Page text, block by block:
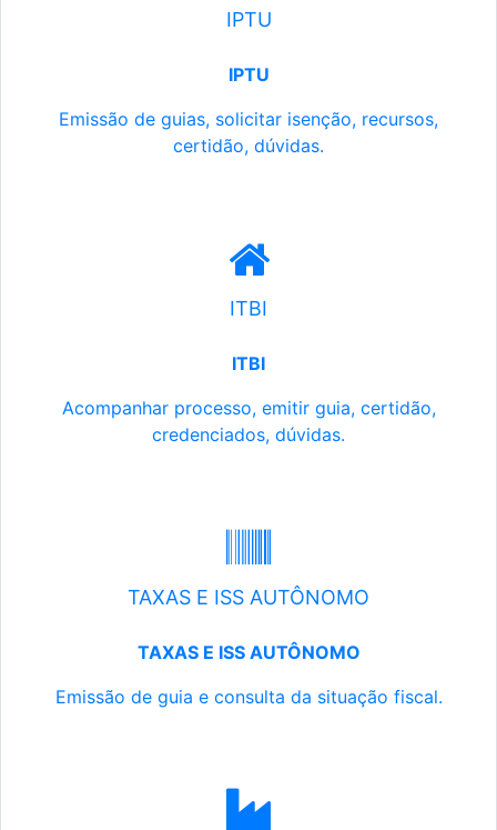
IPTU
IPTU
Emissão de guias, solicitar isenção, recursos,
certidão, dúvidas.
ITBI
ITBI
Acompanhar processo, emitir guia, certidão,
credenciados, dúvidas.
TAXAS E ISS AUTÔNOMO
TAXAS E ISS AUTÔNOMO
Emissão de guia e consulta da situação fiscal.